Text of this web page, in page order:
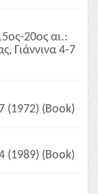
20ος αι.:
Γιάννινα 4-7
(1972) (Book)
(1989) (Book)